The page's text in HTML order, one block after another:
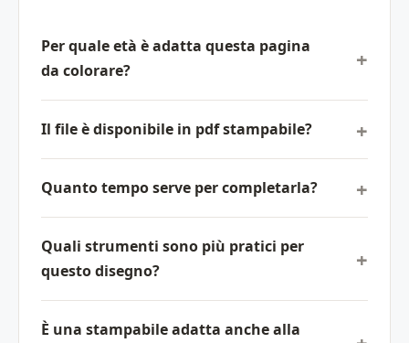
Per quale età è adatta questa pagina
da colorare?
Il file è disponibile in pdf stampabile?
Quanto tempo serve per completarla?
Quali strumenti sono più pratici per
questo disegno?
È una stampabile adatta anche alla